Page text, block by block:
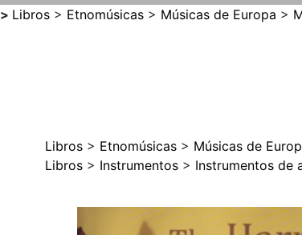
> Libros > Etnomúsicas > Músicas de Europa >
Libros > Etnomúsicas > Músicas de
Libros > Instrumentos > Instrumentos de